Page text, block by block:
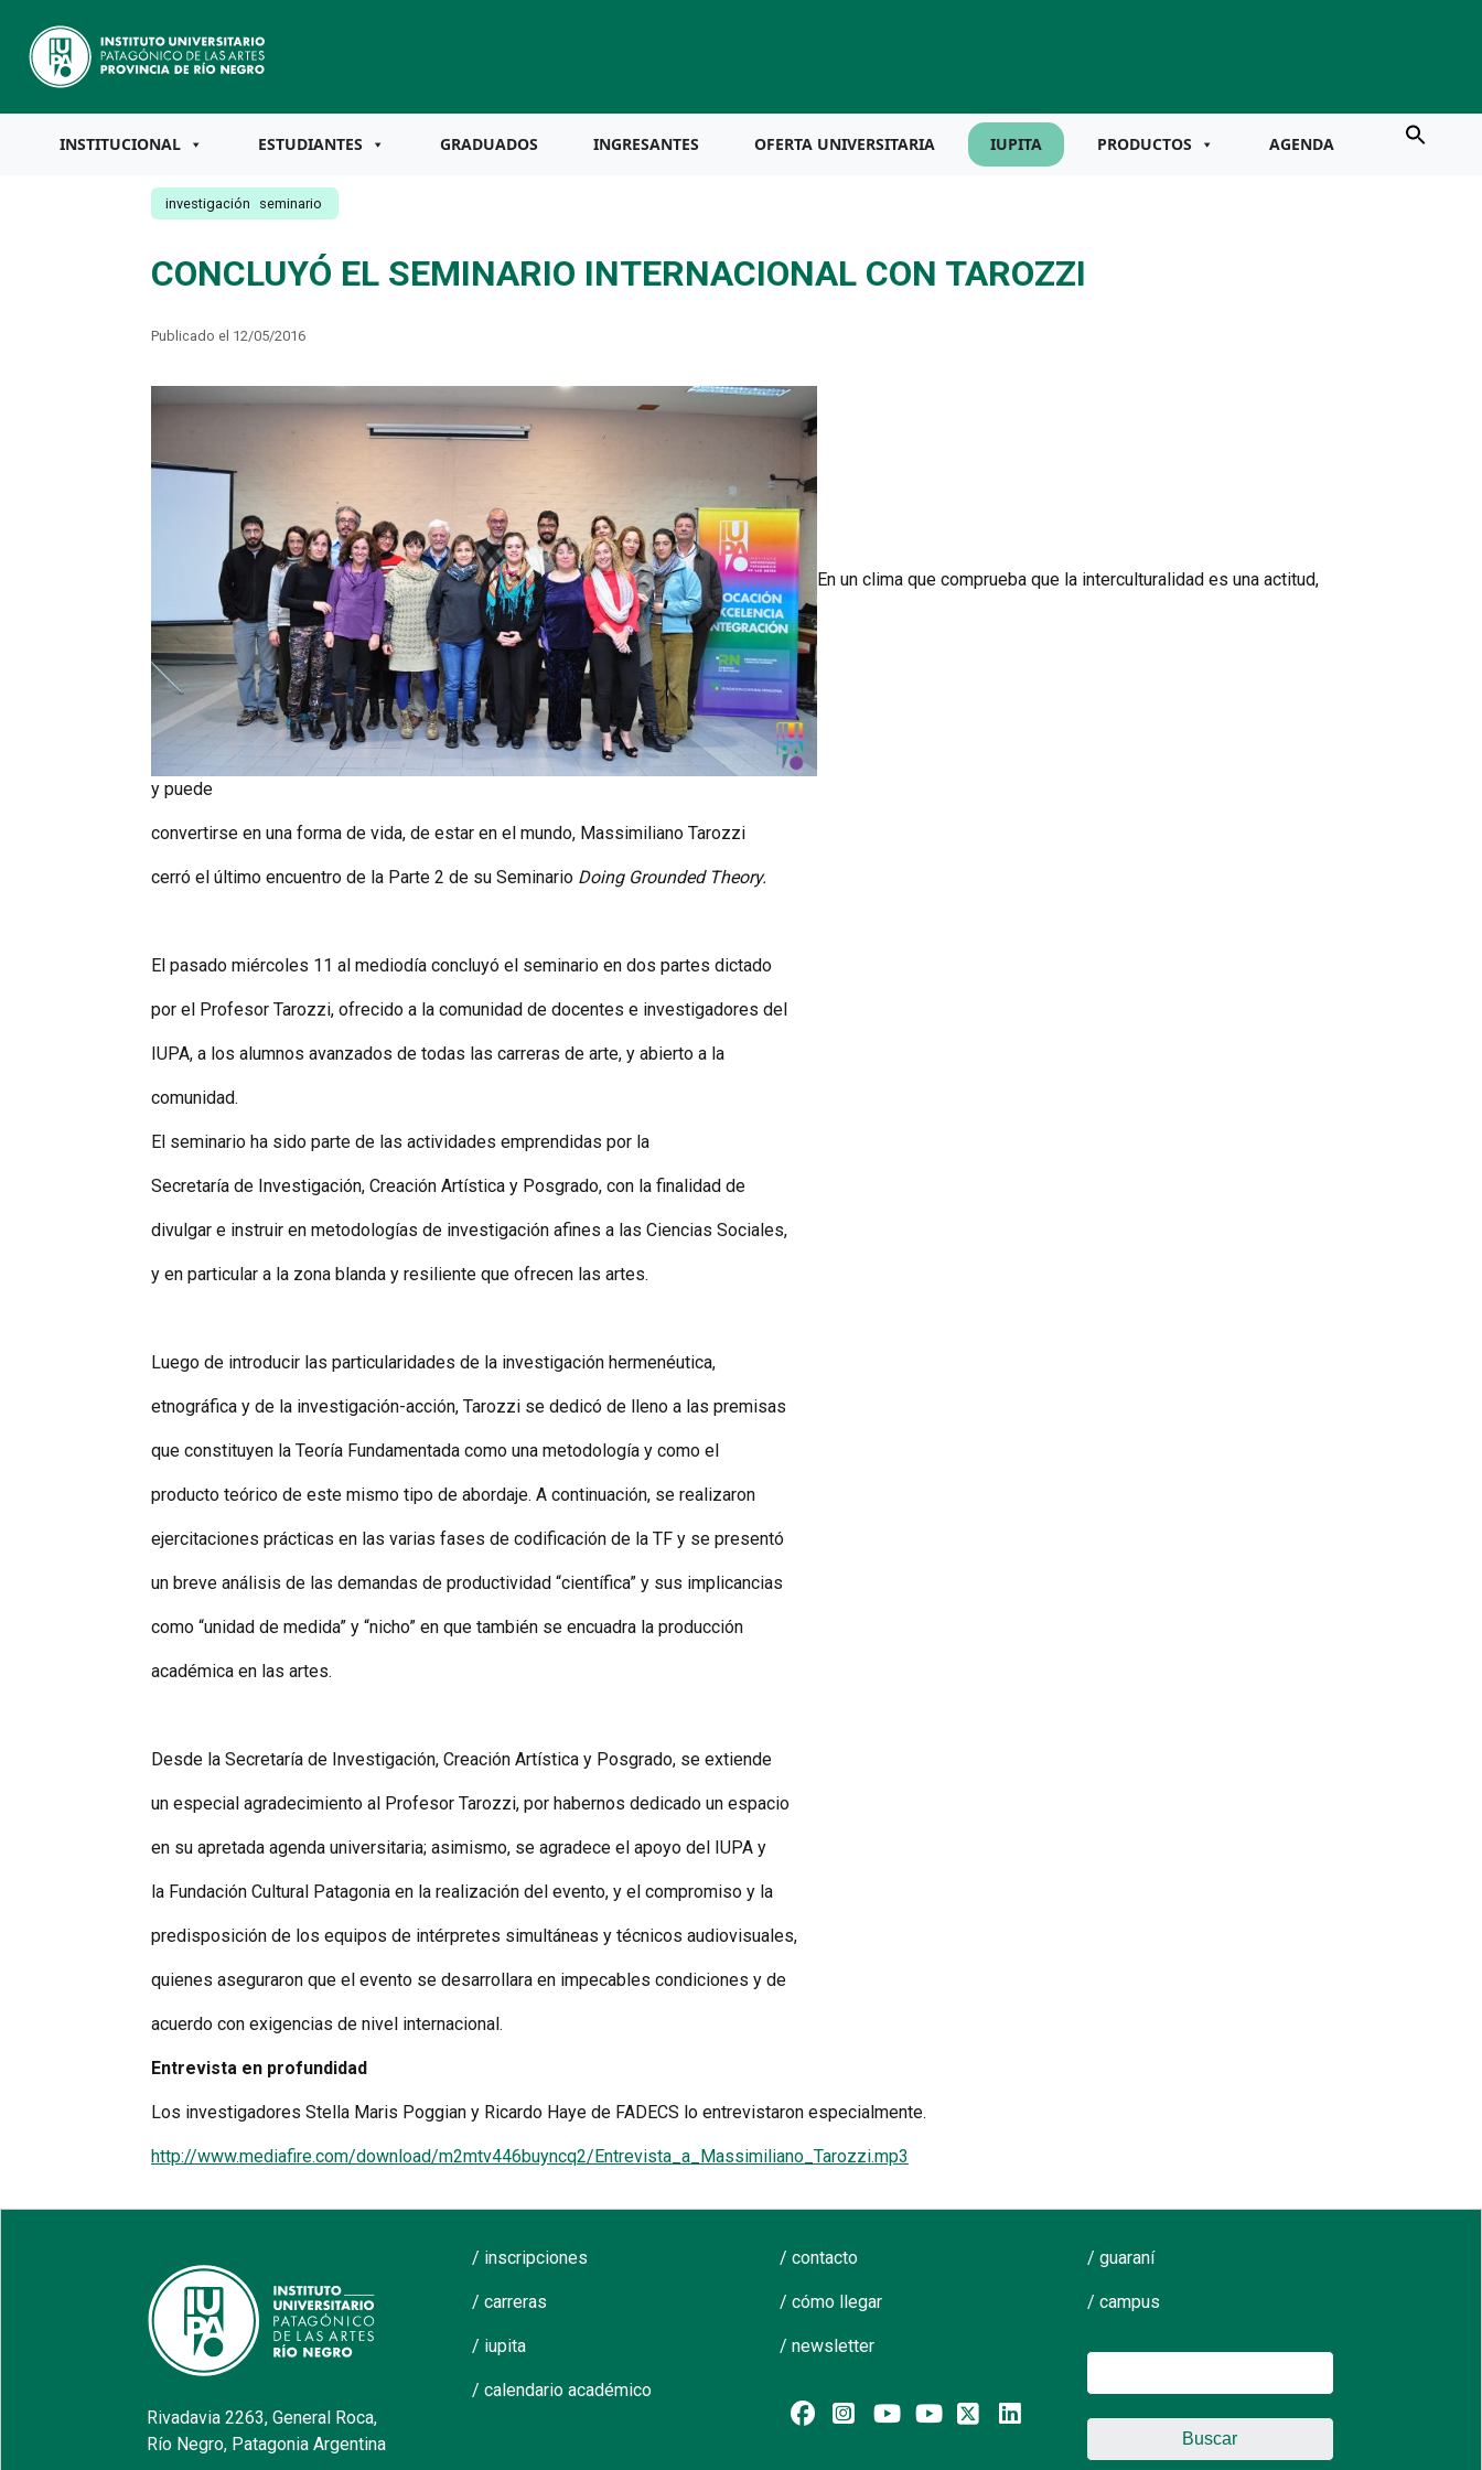
INSTITUCIONAL ESTUDIANTES GRADUADOS INGRESANTES OFERTA UNIVERSITARIA IUPITA PRODUCTOS AGENDA
investigación seminario
CONCLUYÓ EL SEMINARIO INTERNACIONAL CON TAROZZI
Publicado el 12/05/2016
En un clima que comprueba que la interculturalidad es una actitud,
y puede
convertirse en una forma de vida, de estar en el mundo, Massimiliano Tarozzi
cerró el último encuentro de la Parte 2 de su Seminario Doing Grounded Theory.
El pasado miércoles 11 al mediodía concluyó el seminario en dos partes dictado
por el Profesor Tarozzi, ofrecido a la comunidad de docentes e investigadores del
IUPA, a los alumnos avanzados de todas las carreras de arte, y abierto a la
comunidad.
El seminario ha sido parte de las actividades emprendidas por la
Secretaría de Investigación, Creación Artística y Posgrado, con la finalidad de
divulgar e instruir en metodologías de investigación afines a las Ciencias Sociales,
y en particular a la zona blanda y resiliente que ofrecen las artes.
Luego de introducir las particularidades de la investigación hermenéutica,
etnográfica y de la investigación-acción, Tarozzi se dedicó de lleno a las premisas
que constituyen la Teoría Fundamentada como una metodología y como el
producto teórico de este mismo tipo de abordaje. A continuación, se realizaron
ejercitaciones prácticas en las varias fases de codificación de la TF y se presentó
un breve análisis de las demandas de productividad “científica” y sus implicancias
como “unidad de medida” y “nicho” en que también se encuadra la producción
académica en las artes.
Desde la Secretaría de Investigación, Creación Artística y Posgrado, se extiende
un especial agradecimiento al Profesor Tarozzi, por habernos dedicado un espacio
en su apretada agenda universitaria; asimismo, se agradece el apoyo del IUPA y
la Fundación Cultural Patagonia en la realización del evento, y el compromiso y la
predisposición de los equipos de intérpretes simultáneas y técnicos audiovisuales,
quienes aseguraron que el evento se desarrollara en impecables condiciones y de
acuerdo con exigencias de nivel internacional.
Entrevista en profundidad
Los investigadores Stella Maris Poggian y Ricardo Haye de FADECS lo entrevistaron especialmente.
http://www.mediafire.com/download/m2mtv446buyncq2/Entrevista_a_Massimiliano_Tarozzi.mp3
Rivadavia 2263, General Roca,
Río Negro, Patagonia Argentina
/ inscripciones
/ carreras
/ iupita
/ calendario académico
/ contacto
/ cómo llegar
/ newsletter
/ guaraní
/ campus
Buscar: